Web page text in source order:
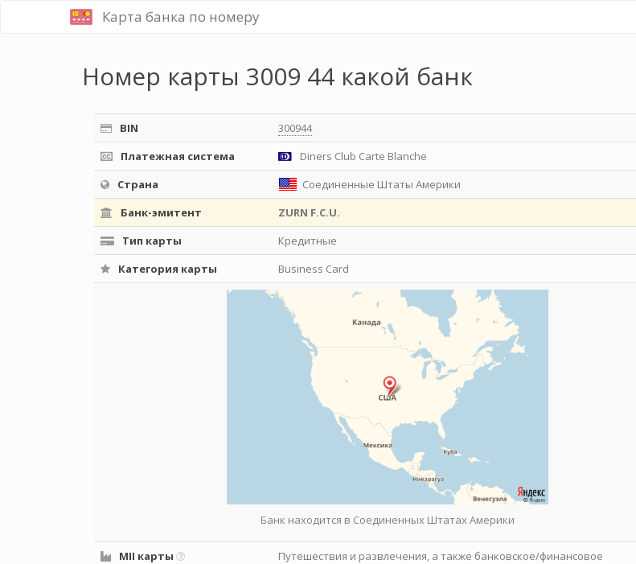
Карта банка по номеру
Номер карты 3009 44 какой банк
BIN
300944
Платежная система
Diners Club Carte Blanche
Страна
Соединенные Штаты Америки
Банк-эмитент
ZURN F.C.U.
Тип карты
Кредитные
Категория карты
Business Card
Банк находится в Соединенных Штатах Америки
MII карты Путешествия и развлечения, а также банковское/финансовое